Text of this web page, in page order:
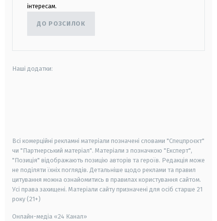
інтересам.
ДО РОЗСИЛОК
Наші додатки:
Всі комерційні рекламні матеріали позначені словами "Спецпроєкт"
чи "Партнерський матеріал". Матеріали з позначкою "Експерт",
"Позиція" відображають позицію авторів та героїв. Редакція може
не поділяти їхніх поглядів. Детальніше щодо реклами та правил
цитування можна ознайомитись в правилах користування сайтом.
Усі права захищені. Матеріали сайту призначені для осіб старше 21
року (21+)
Онлайн-медіа «24 Канал»